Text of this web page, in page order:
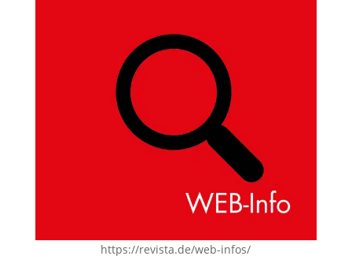
https://revista.de/web-infos/